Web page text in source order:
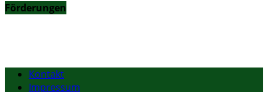
Förderungen
Kontakt
Impressum